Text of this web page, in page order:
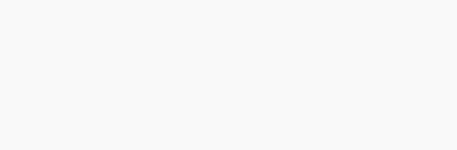
комнатный термостат (PAW-A2W-RTWIRED); беспроводной комнатный термостат (PAW-A2W-